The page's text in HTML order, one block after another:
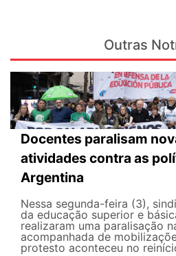
Outras
Docentes paralisam
atividades contra as
Argentina
Nessa segunda-feira (3),
da educação superior e
realizaram uma paralisação
acompanhada de
protesto aconteceu no